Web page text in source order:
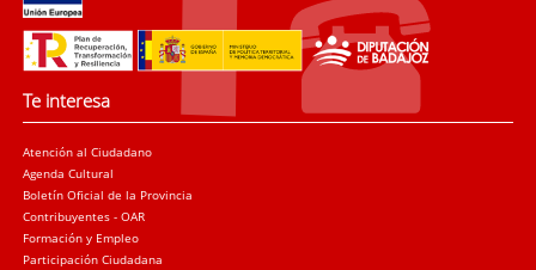
Te interesa
Atención al Ciudadano
Agenda Cultural
Boletín Oficial de la Provincia
Contribuyentes - OAR
Formación y Empleo
Participación Ciudadana